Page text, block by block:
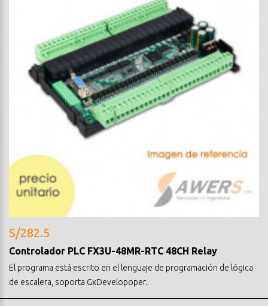
S/282.5
Controlador PLC FX3U-48MR-RTC 48CH Relay
El programa está escrito en el lenguaje de programación de lógica
de escalera, soporta GxDevelopoper..